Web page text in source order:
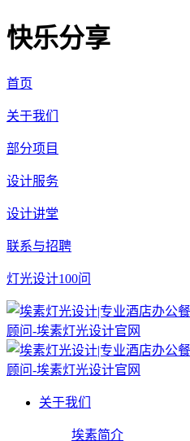
快乐分享
首页
关于我们
部分项目
设计服务
设计讲堂
联系与招聘
灯光设计100问
关于我们
埃素简介